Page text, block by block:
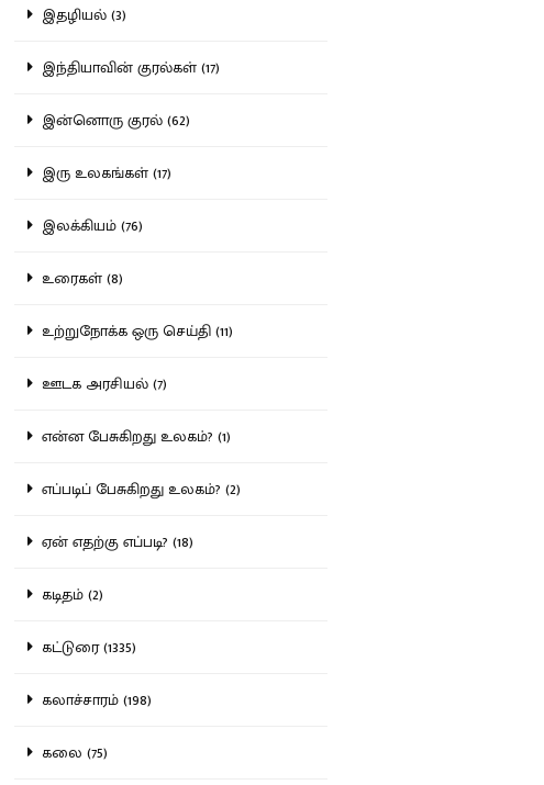
இதழியல் (3)
இந்தியாவின் குரல்கள் (17)
இன்னொரு குரல் (62)
இரு உலகங்கள் (17)
இலக்கியம் (76)
உரைகள் (8)
உற்றுநோக்க ஒரு செய்தி (11)
ஊடக அரசியல் (7)
என்ன பேசுகிறது உலகம்? (1)
எப்படிப் பேசுகிறது உலகம்? (2)
ஏன் எதற்கு எப்படி? (18)
கடிதம் (2)
கட்டுரை (1335)
கலாச்சாரம் (198)
கலை (75)